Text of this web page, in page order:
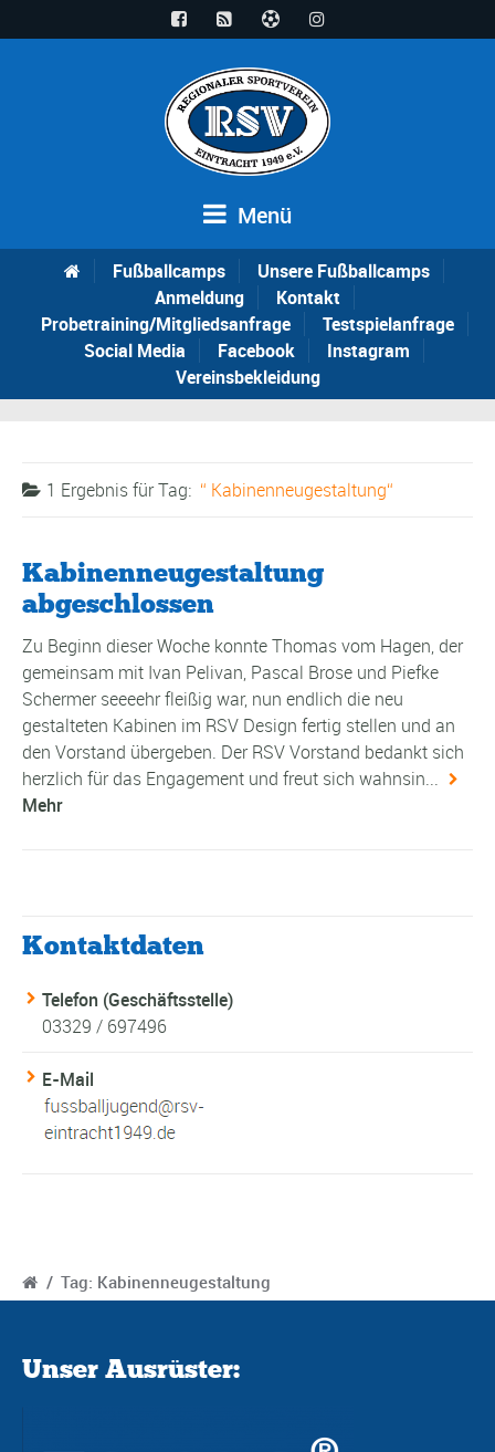
Menü
Fußballcamps
Unsere Fußballcamps
Anmeldung
Kontakt
Probetraining/Mitgliedsanfrage
Testspielanfrage
Social Media
Facebook
Instagram
Vereinsbekleidung
1 Ergebnis fürTag: Kabinenneugestaltung
Kabinenneugestaltung
abgeschlossen
Zu Beginn dieser Woche konnte Thomas vom Hagen, der
gemeinsam mit Ivan Pelivan, Pascal Brose und Piefke
Schermer seeeehr fleißig war, nun endlich die neu
gestalteten Kabinen im RSV Design fertig stellen und an
den Vorstand übergeben. Der RSV Vorstand bedankt sich
herzlich für das Engagement und freut sich wahnsin...
Mehr
Kontaktdaten
Telefon (Geschäftsstelle)
03329 / 697496
E-Mail
/ Tag: Kabinenneugestaltung
Unser Ausrüster: